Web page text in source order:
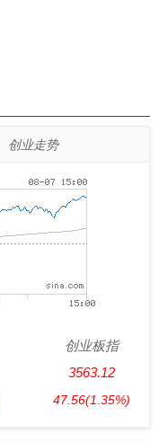
创业走势
创业板指
3563.12
47.56(1.35%)